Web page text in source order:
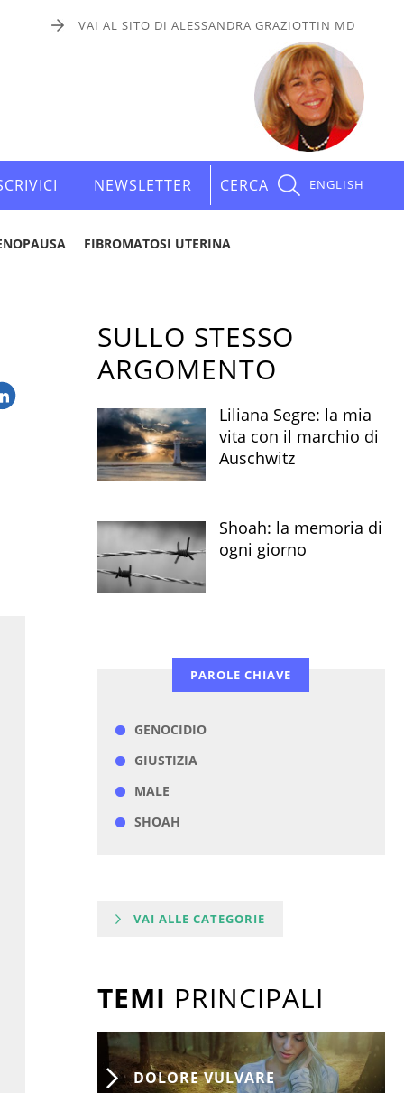
VAI AL SITO DI ALESSANDRA GRAZIOTTIN MD
NEWSLETTER CERCA ENGLISH
FIBROMATOSI UTERINA
SULLO STESSO
ARGOMENTO
Liliana Segre: la mia
vita con il marchio di
Auschwitz
Shoah: la memoria di
ogni giorno
PAROLE CHIAVE
GENOCIDIO
GIUSTIZIA
MALE
SHOAH
VAI ALLE CATEGORIE
TEMI PRINCIPALI
DOLORE VULVARE